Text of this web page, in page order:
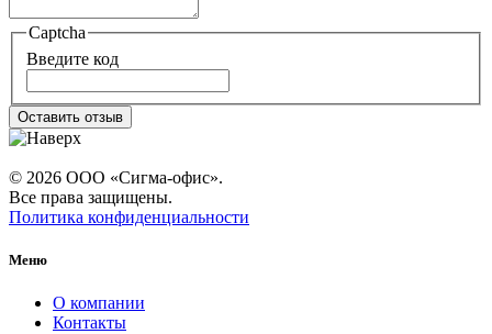
Captcha
Введите код
Оставить отзыв
© 2026 ООО «Сигма-офис».
Все права защищены.
Политика конфиденциальности
Меню
О компании
Контакты